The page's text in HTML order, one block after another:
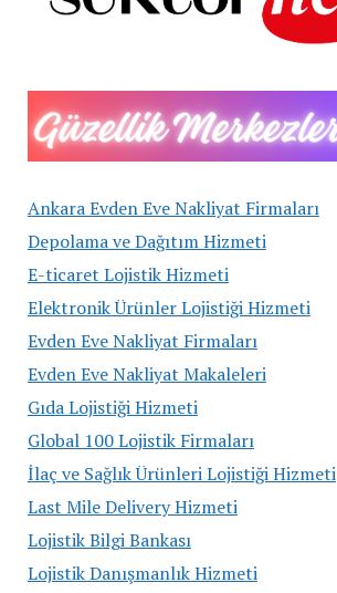
Ankara Evden Eve Nakliyat Firmaları
Depolama ve Dağıtım Hizmeti
E-ticaret Lojistik Hizmeti
Elektronik Ürünler Lojistiği Hizmeti
Evden Eve Nakliyat Firmaları
Evden Eve Nakliyat Makaleleri
Gıda Lojistiği Hizmeti
Global 100 Lojistik Firmaları
İlaç ve Sağlık Ürünleri Lojistiği Hizmeti
Last Mile Delivery Hizmeti
Lojistik Bilgi Bankası
Lojistik Danışmanlık Hizmeti